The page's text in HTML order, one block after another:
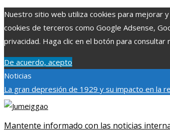
Nuestro sitio web utiliza cookies para mejorar
cookies de terceros como Google Adsense,
privacidad. Haga clic en el botón para consultar
De acuerdo, acepto
Noticias
La gran depresión de 1929 y su impacto en la
individuales más grandes y su impacto en la
jueves, agosto 6
Mantente informado con las noticias